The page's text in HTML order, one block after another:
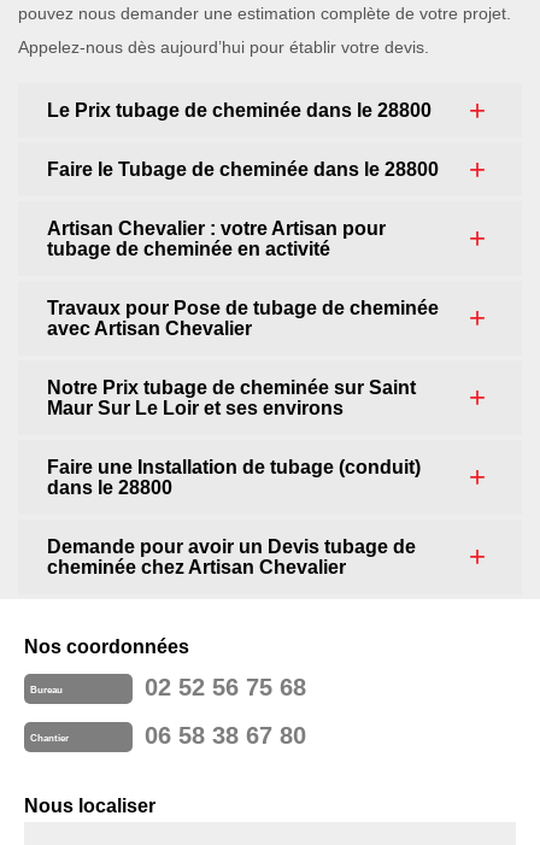
pouvez nous demander une estimation complète de votre projet.
Appelez-nous dès aujourd’hui pour établir votre devis.
Le Prix tubage de cheminée dans le 28800
Faire le Tubage de cheminée dans le 28800
Artisan Chevalier : votre Artisan pour
tubage de cheminée en activité
Travaux pour Pose de tubage de cheminée
avec Artisan Chevalier
Notre Prix tubage de cheminée sur Saint
Maur Sur Le Loir et ses environs
Faire une Installation de tubage (conduit)
dans le 28800
Demande pour avoir un Devis tubage de
cheminée chez Artisan Chevalier
Nos coordonnées
Bureau 02 52 56 75 68
Chantier 06 58 38 67 80
Nous localiser